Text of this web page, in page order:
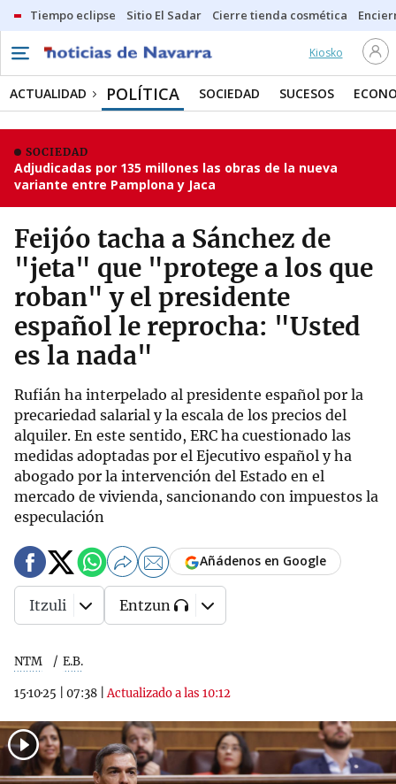
Tiempo eclipse Sitio El Sadar Cierre tienda cosmética
Kiosko
ACTUALIDAD POLÍTICA SOCIEDAD SUCESOS
SOCIEDAD
Adjudicadas por 135 millones las obras de la nueva
variante entre Pamplona y Jaca
Feijóo tacha a Sánchez de
"jeta" que "protege a los que
roban" y el presidente
español le reprocha: "Usted
es la nada"
Rufián ha interpelado al presidente español por la
precariedad salarial y la escala de los precios del
alquiler. En este sentido, ERC ha cuestionado las
medidas adoptadas por el Ejecutivo español y ha
abogado por la intervención del Estado en el
mercado de vivienda, sancionando con impuestos la
especulación
NTM E.B.
15·10·25 07:38 |Actualizado a las 10:12
Añádenos en Google
Itzuli Entzun